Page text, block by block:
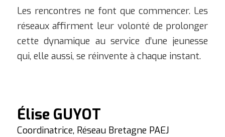
Les rencontres ne font que commencer. Les
réseaux affirment leur volonté de prolonger
cette dynamique au service d’une jeunesse
qui, elle aussi, se réinvente à chaque instant.
Élise GUYOT
Coordinatrice, Réseau Bretagne PAEJ